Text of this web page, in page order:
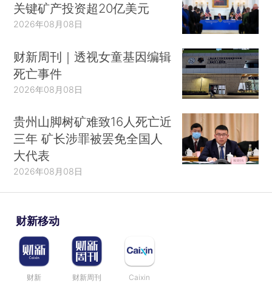
关键矿产投资超20亿美元
2026年08月08日
财新周刊｜透视女童基因编辑
死亡事件
2026年08月08日
贵州山脚树矿难致16人死亡近
三年 矿长涉罪被罢免全国人
大代表
2026年08月08日
财新移动
财新 财新周刊 Caixin